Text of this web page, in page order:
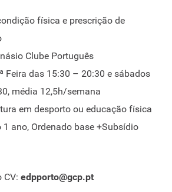
física e prescrição de
Clube Português
Feira das 15:30 – 20:30 e sábados
média 12,5h/semana
em desporto ou educação física
1 ano, Ordenado base +Subsídio
CV: edpporto@gcp.pt